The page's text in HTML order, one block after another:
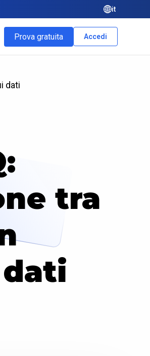
it
Prova gratuita Accedi
dati
tra